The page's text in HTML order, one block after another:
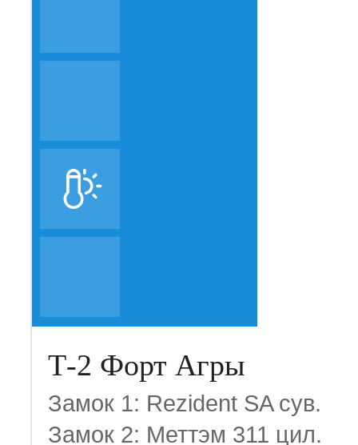
Т-2 Форт Агры
Замок 1: Rezident SA сув.
Замок 2: Меттэм 311 цил.